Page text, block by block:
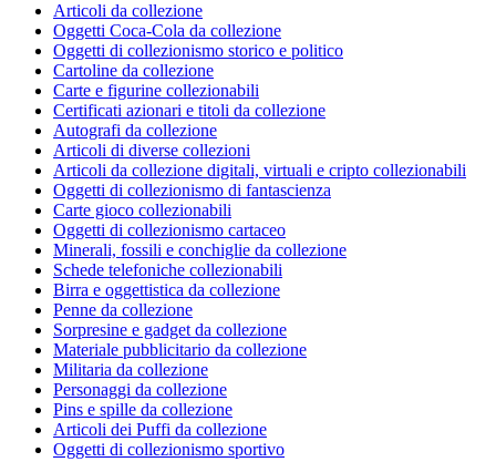
Articoli da collezione
Oggetti Coca-Cola da collezione
Oggetti di collezionismo storico e politico
Cartoline da collezione
Carte e figurine collezionabili
Certificati azionari e titoli da collezione
Autografi da collezione
Articoli di diverse collezioni
Articoli da collezione digitali, virtuali e cripto collezionabili
Oggetti di collezionismo di fantascienza
Carte gioco collezionabili
Oggetti di collezionismo cartaceo
Minerali, fossili e conchiglie da collezione
Schede telefoniche collezionabili
Birra e oggettistica da collezione
Penne da collezione
Sorpresine e gadget da collezione
Materiale pubblicitario da collezione
Militaria da collezione
Personaggi da collezione
Pins e spille da collezione
Articoli dei Puffi da collezione
Oggetti di collezionismo sportivo